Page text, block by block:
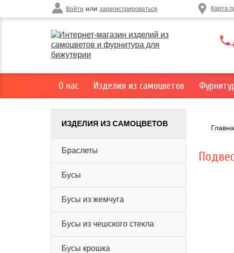
Войти или зарегистрироваться Карта
О нас Изделия из самоцветов
ИЗДЕЛИЯ ИЗ САМОЦВЕТОВ
Браслеты
Бусы
Бусы из жемчуга
Бусы из чешского стекла
Бусы крошка
Подвес